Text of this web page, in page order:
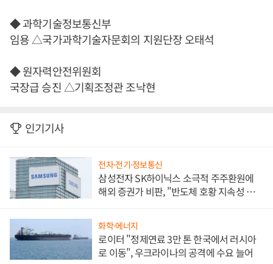
◆ 과학기술정보통신부
임용 △국가과학기술자문회의 지원단장 오태석
◆ 원자력안전위원회
국장급 승진 △기획조정관 조낙현
인기기사
전자·전기·정보통신
삼성전자 SK하이닉스 소극적 주주환원에
해외 증권가 비판, "반도체 호황 지속성 의
화학·에너지
로이터 "정제연료 3만 톤 한국에서 러시아
로 이동", 우크라이나의 공격에 수요 늘어